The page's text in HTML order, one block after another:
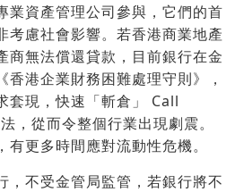
業資產管理公司參與，它們的首
考慮社會影響。若香港商業地產
商無法償還貸款，目前銀行在金
港企業財務困難處理守則》，
套現，快速「斬倉」 Call
，從而令整個行業出現劇震。
更多時間應對流動性危機。
，不受金管局監管，若銀行將不